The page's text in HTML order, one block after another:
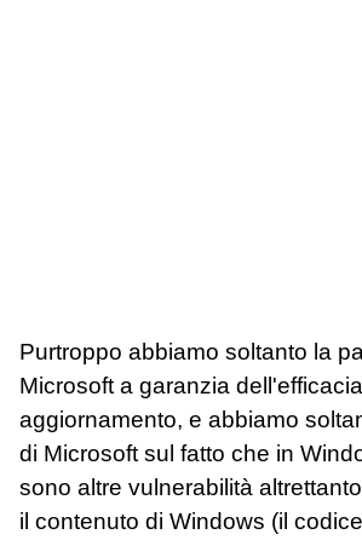
Purtroppo abbiamo soltanto la
Microsoft a garanzia
aggiornamento, e abbiamo
di Microsoft sul fatto che in
sono altre vulnerabilità
il contenuto di Windows (il